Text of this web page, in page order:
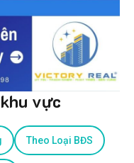
vực
Theo Loại BĐS